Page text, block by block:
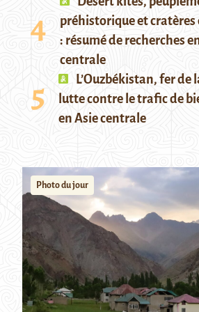
préhistorique et cratères
: résumé de recherches
centrale
L’Ouzbékistan, fer de
lutte contre le trafic de
en Asie centrale
Photo du jour